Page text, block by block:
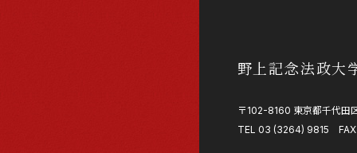
野上記念法政大
〒102-8160 東京都千代田
TEL 03 (3264) 9815